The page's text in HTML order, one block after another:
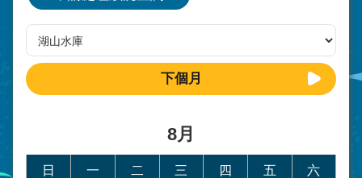
下個月
8月
日 一 二 三 四 五 六